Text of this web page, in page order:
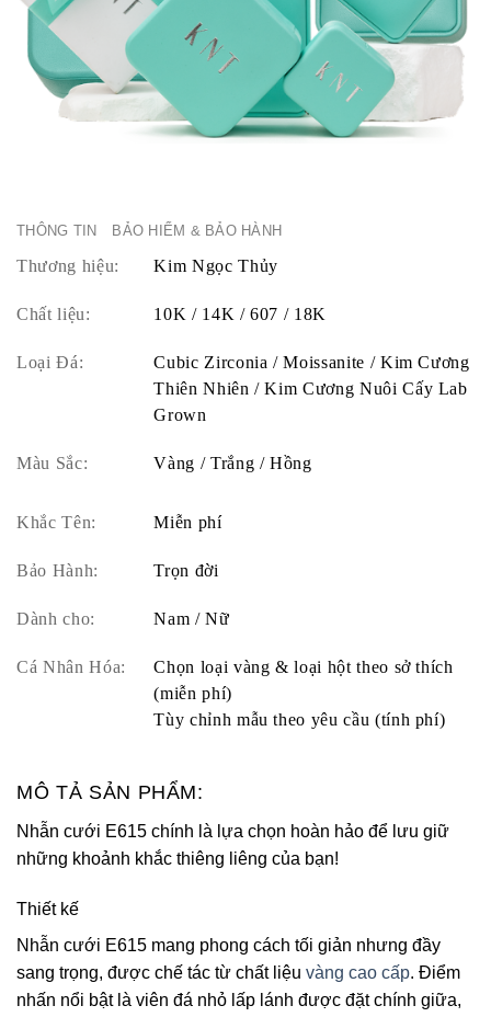
THÔNG TIN BẢO HIỂM & BẢO HÀNH
Thương hiệu: Kim Ngọc Thủy
Chất liệu: 10K / 14K / 607 / 18K
Loại Đá:
Cubic Zirconia / Moissanite / Kim Cương
Thiên Nhiên / Kim Cương Nuôi Cấy Lab
Grown
Màu Sắc: Vàng / Trắng / Hồng
Khắc Tên: Miễn phí
Bảo Hành: Trọn đời
Dành cho: Nam / Nữ
Cá Nhân Hóa:
Chọn loại vàng & loại hột theo sở thích
(miễn phí)
Tùy chỉnh mẫu theo yêu cầu (tính phí)
MÔ TẢ SẢN PHẨM:
Nhẫn cưới E615 chính là lựa chọn hoàn hảo để lưu giữ
những khoảnh khắc thiêng liêng của bạn!
Thiết kế
Nhẫn cưới E615 mang phong cách tối giản nhưng đầy
sang trọng, được chế tác từ chất liệu vàng cao cấp. Điểm
nhấn nổi bật là viên đá nhỏ lấp lánh được đặt chính giữa,